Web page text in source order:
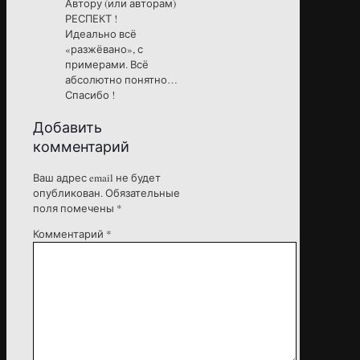
Автору (или авторам)
РЕСПЕКТ !
Идеально всё
«разжёвано», с
примерами. Всё
абсолютно понятно…
Спасибо !
Добавить
комментарий
Ваш адрес email не будет
опубликован.Обязательные
поля помечены *
Комментарий *